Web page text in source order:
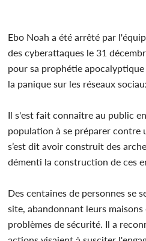
Ebo Noah a été arrêté par
des cyberattaques le 31
pour sa prophétie
la panique sur les réseaux
Il s'est fait connaître au public
population à se préparer contre
s’est dit avoir construit des
démenti la construction de ces
Des centaines de personnes se
site, abandonnant leurs
problèmes de sécurité. Il a